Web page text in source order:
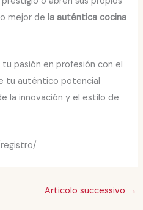
mejor dela auténtica cocina
pasión en profesión con el
tu auténtico potencial
la innovación y el estilo de
Articolo successivo →